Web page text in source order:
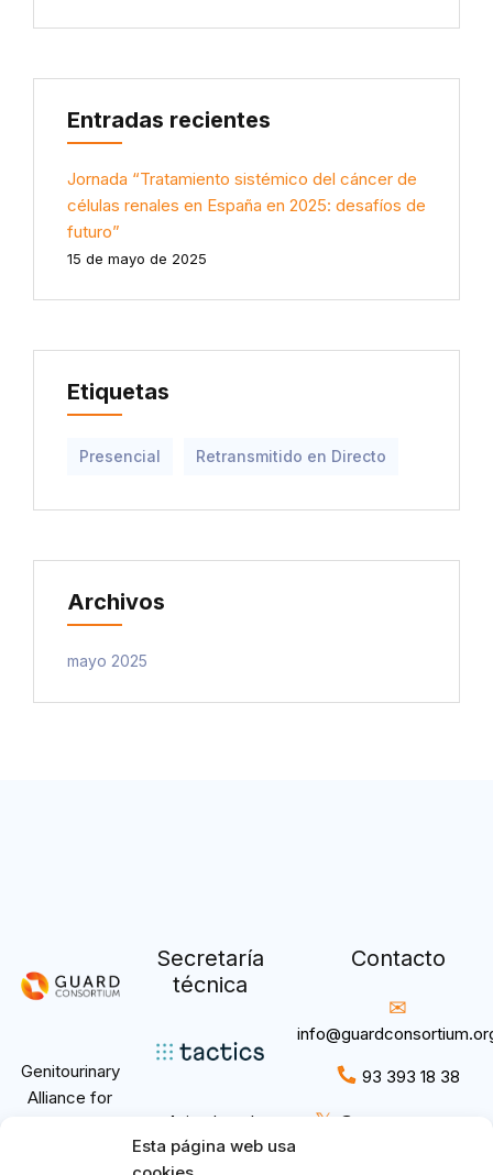
Esta página web usa
Entradas recientes
Jornada “Tratamiento sistémico del cáncer de
células renales en España en 2025: desafíos de
futuro”
15 de mayo de 2025
Etiquetas
Presencial Retransmitido en Directo
Archivos
mayo 2025
Genitourinary
Alliance for
Secretaría
técnica
Aviso Legal
Política de
Contacto
93 393 18 38
𝕏 @GuardConsortium